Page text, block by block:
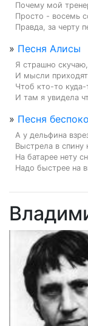
Почему мой
Просто - восемь
Правда, за черту
» Песня Алисы
Я страшно
И мысли
Чтоб кто-то
И там я увидела
» Песня
А у дельфина
Выстрела в спину
На батарее нету
Надо быстрее на